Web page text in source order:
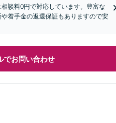
談料0円で対応しています。豊富な
着手金の返還保証もありますので安
でお問い合わせ